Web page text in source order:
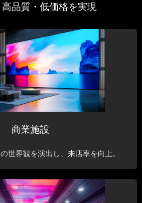
品質・低価格を実現
商業施設
世界観を演出し、来店率を向上。